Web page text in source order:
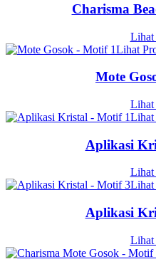
Charisma
Lihat
Lihat
Mote
Lihat
Lihat
Aplikasi
Lihat
Lihat
Aplikasi
Lihat